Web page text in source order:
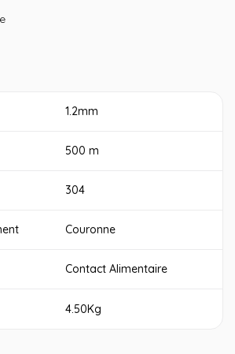
1.2mm
500 m
304
Couronne
Contact Alimentaire
4.50Kg